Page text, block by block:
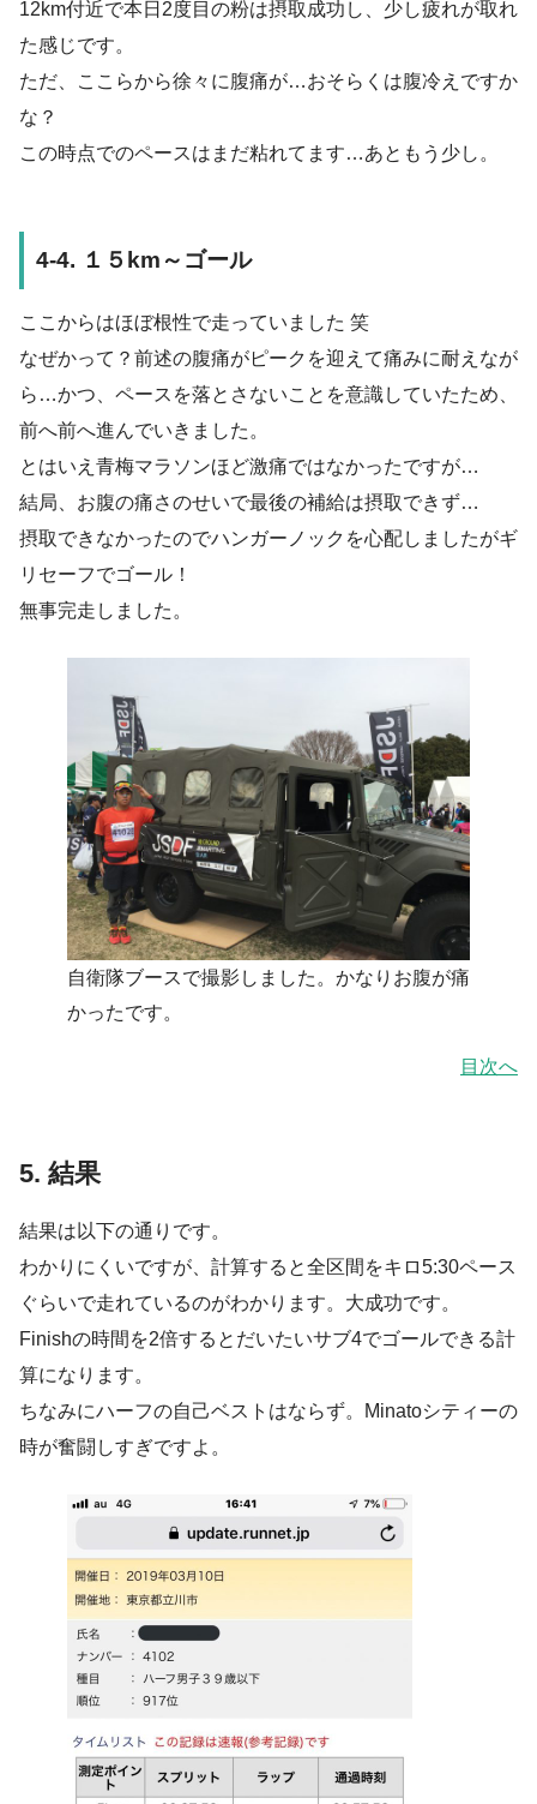
12km付近で本日2度目の粉は摂取成功し、少し疲れが取れ
た感じです。
ただ、ここらから徐々に腹痛が…おそらくは腹冷えですか
な？
この時点でのペースはまだ粘れてます…あともう少し。
4-4. １５km～ゴール
ここからはほぼ根性で走っていました 笑
なぜかって？前述の腹痛がピークを迎えて痛みに耐えなが
ら…かつ、ペースを落とさないことを意識していたため、
前へ前へ進んでいきました。
とはいえ青梅マラソンほど激痛ではなかったですが…
結局、お腹の痛さのせいで最後の補給は摂取できず…
摂取できなかったのでハンガーノックを心配しましたがギ
リセーフでゴール！
無事完走しました。
自衛隊ブースで撮影しました。かなりお腹が痛
かったです。
目次へ
5. 結果
結果は以下の通りです。
わかりにくいですが、計算すると全区間をキロ5:30ペース
ぐらいで走れているのがわかります。大成功です。
Finishの時間を2倍するとだいたいサブ4でゴールできる計
算になります。
ちなみにハーフの自己ベストはならず。Minatoシティーの
時が奮闘しすぎですよ。